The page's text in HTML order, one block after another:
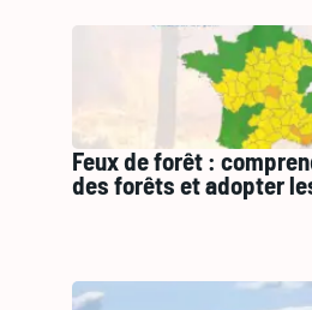
Feux de forêt :
des forêts et adopter